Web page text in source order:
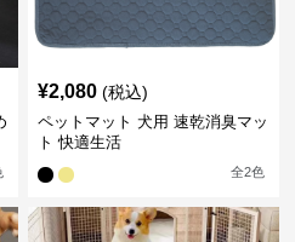
¥2,080 (税込)
ペットマット 犬用 速乾消臭マッ
ト 快適生活
全2色